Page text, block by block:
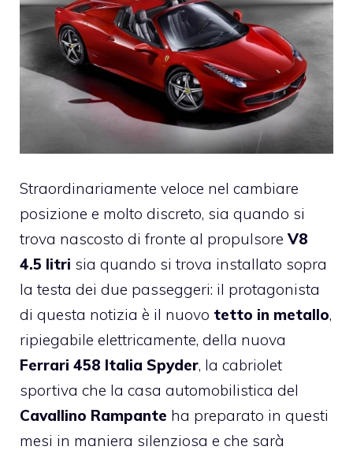
Straordinariamente veloce nel cambiare
posizione e molto discreto, sia quando si
trova nascosto di fronte al propulsoreV8
4.5 litri sia quando si trova installato sopra
la testa dei due passeggeri: il protagonista
di questa notizia è il nuovo tetto in metallo,
ripiegabile elettricamente, della nuova
Ferrari 458 Italia Spyder, la cabriolet
sportiva che la casa automobilistica del
Cavallino Rampante ha preparato in questi
mesi in maniera silenziosa e che sarà